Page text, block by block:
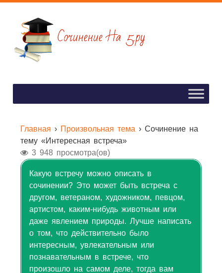
Главная › Произвольная тема › Сочинение на
тему «Интересная встреча»
3 948 просмотра(ов)
Какую встречу можно описать в
сочинении? Это может быть встреча с
другом, ветераном, художником, певцом,
артистом, каким-нибудь животным или
даже явлением природы. Лучше написать
о том, что действительно было
интересным, увлекательным или
познавательным в встрече, что
произошло на самом деле, тогда вам